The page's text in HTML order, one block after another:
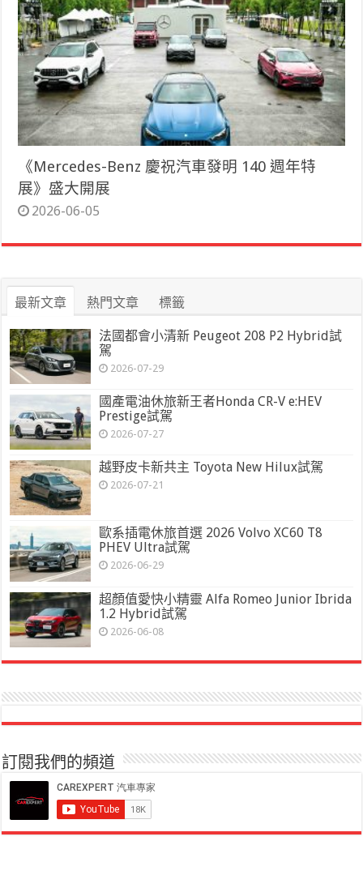
《Mercedes-Benz 慶祝汽車發明 140 週年特
展》盛大開展
2026-06-05
最新文章 熱門文章 標籤
法國都會小清新 Peugeot 208 P2 Hybrid試
駕
2026-07-29
國產電油休旅新王者Honda CR-V e:HEV
Prestige試駕
2026-07-27
越野皮卡新共主 Toyota New Hilux試駕
2026-07-21
歐系插電休旅首選 2026 Volvo XC60 T8
PHEV Ultra試駕
2026-06-29
超顏值愛快小精靈 Alfa Romeo Junior Ibrida
1.2 Hybrid試駕
2026-06-08
訂閱我們的頻道